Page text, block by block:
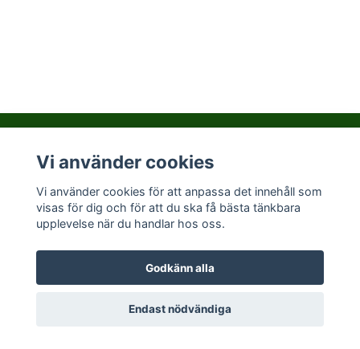
Kontakta PralinHuset
Sociala medier
© 2026 Pralinhuset
Vi använder cookies
Vi använder cookies för att anpassa det innehåll som
visas för dig och för att du ska få bästa tänkbara
upplevelse när du handlar hos oss.
Godkänn alla
Endast nödvändiga